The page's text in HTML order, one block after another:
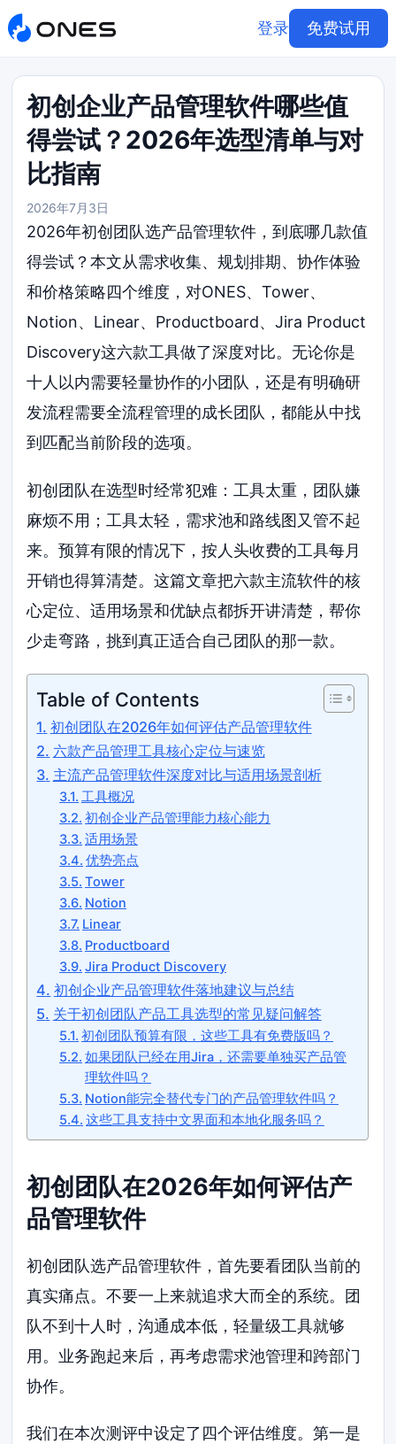
登录 免费试用
初创企业产品管理软件哪些值
得尝试？2026年选型清单与对
比指南
2026年7月3日
2026年初创团队选产品管理软件，到底哪几款值
得尝试？本文从需求收集、规划排期、协作体验
和价格策略四个维度，对ONES、Tower、
Notion、Linear、Productboard、Jira Product
Discovery这六款工具做了深度对比。无论你是
十人以内需要轻量协作的小团队，还是有明确研
发流程需要全流程管理的成长团队，都能从中找
到匹配当前阶段的选项。
初创团队在选型时经常犯难：工具太重，团队嫌
麻烦不用；工具太轻，需求池和路线图又管不起
来。预算有限的情况下，按人头收费的工具每月
开销也得算清楚。这篇文章把六款主流软件的核
心定位、适用场景和优缺点都拆开讲清楚，帮你
少走弯路，挑到真正适合自己团队的那一款。
Table of Contents
初创团队在2026年如何评估产品管理软件
六款产品管理工具核心定位与速览
主流产品管理软件深度对比与适用场景剖析
工具概况
初创企业产品管理能力核心能力
适用场景
优势亮点
Tower
Notion
Linear
Productboard
Jira Product Discovery
初创企业产品管理软件落地建议与总结
关于初创团队产品工具选型的常见疑问解答
初创团队预算有限，这些工具有免费版吗？
如果团队已经在用Jira，还需要单独买产品管
理软件吗？
Notion能完全替代专门的产品管理软件吗？
这些工具支持中文界面和本地化服务吗？
初创团队在2026年如何评估产
品管理软件
初创团队选产品管理软件，首先要看团队当前的
真实痛点。不要一上来就追求大而全的系统。团
队不到十人时，沟通成本低，轻量级工具就够
用。业务跑起来后，再考虑需求池管理和跨部门
协作。
我们在本次测评中设定了四个评估维度。第一是